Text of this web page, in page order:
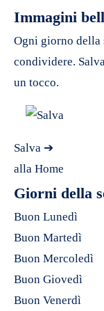
Immagini
Ogni giorno della
condividere.
un tocco.
Salva ➔
alla Home
Giorni della
Buon Lunedì
Buon Martedì
Buon Mercoledì
Buon Giovedì
Buon Venerdì